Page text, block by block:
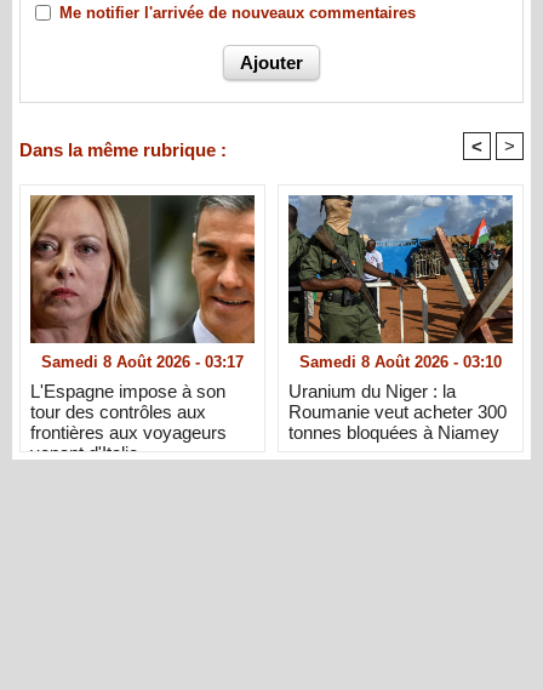
Me notifier l'arrivée de nouveaux commentaires
Dans la même rubrique : < >
Samedi 8 Août 2026 - 03:17
L'Espagne impose à son
tour des contrôles aux
frontières aux voyageurs
venant d'Italie
Samedi 8 Août 2026 - 03:10
Uranium du Niger : la
Roumanie veut acheter 300
tonnes bloquées à Niamey